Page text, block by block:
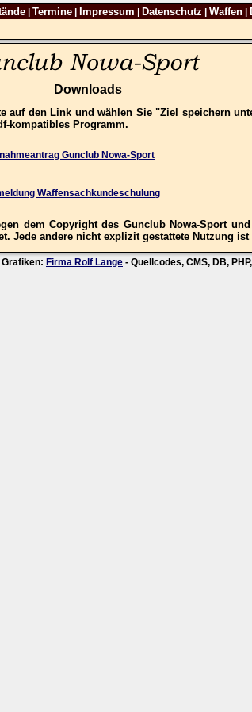
| Termine| Impressum Datenschutz Waffen|
Downloads
auf den Link und wählen Sie "Ziel speichern
kompatibles Programm.
Gunclub Nowa-Sport
Waffensachkundeschulung
dem Copyright des Gunclub Nowa-Sport
Jede andere nicht explizit gestattete Nutzung ist
Firma Rolf Lange - Quellcodes, CMS, DB,